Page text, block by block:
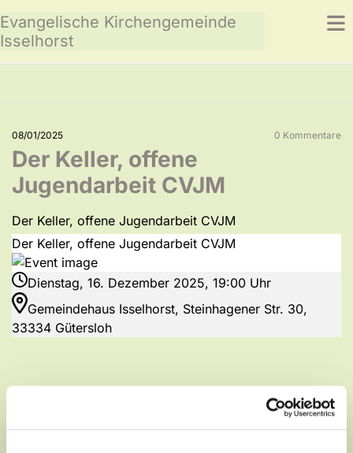
Evangelische Kirchengemeinde
Isselhorst
08/01/2025 0 Kommentare
Der Keller, offene
Jugendarbeit CVJM
Der Keller, offene Jugendarbeit CVJM
Der Keller, offene Jugendarbeit CVJM
Dienstag, 16. Dezember 2025, 19:00 Uhr
Gemeindehaus Isselhorst, Steinhagener Str. 30,
33334 Gütersloh